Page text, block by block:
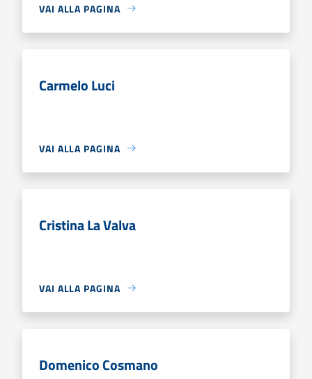
VAI ALLA PAGINA
Carmelo Luci
VAI ALLA PAGINA
Cristina La Valva
VAI ALLA PAGINA
Domenico Cosmano